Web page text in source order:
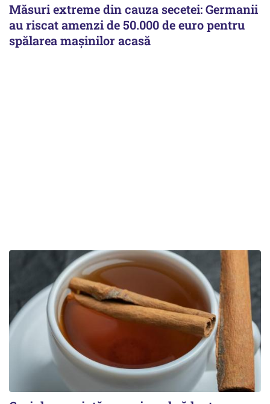
Măsuri extreme din cauza secetei: Germanii
au riscat amenzi de 50.000 de euro pentru
spălarea mașinilor acasă